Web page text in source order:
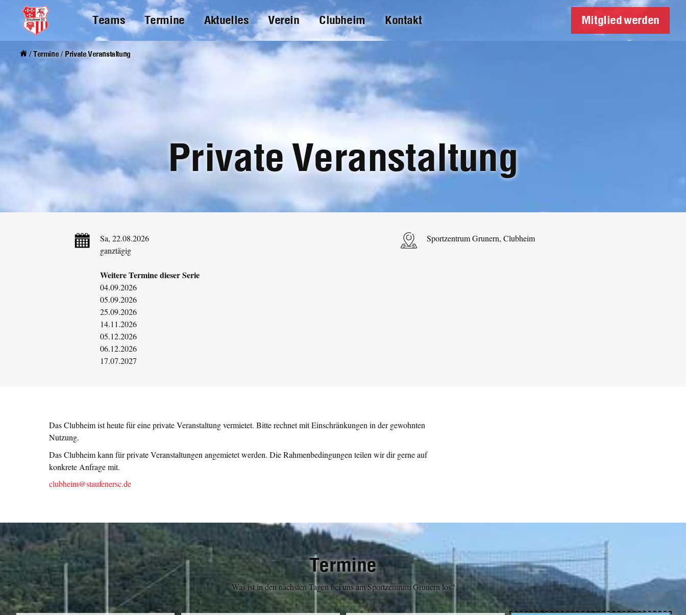
main
content
Teams Termine Aktuelles Verein Clubheim Kontakt Mitglied werden
/Termine/Private Veranstaltung
Private Veranstaltung
Sa, 22.08.2026
ganztägig
Weitere Termine dieser Serie
04.09.2026
05.09.2026
25.09.2026
14.11.2026
05.12.2026
06.12.2026
17.07.2027
Sportzentrum Grunern, Clubheim
Das Clubheim ist heute für eine private Veranstaltung vermietet. Bitte rechnet mit Einschränkungen in der gewohnten
Nutzung.
Das Clubheim kann für private Veranstaltungen angemietet werden. Die Rahmenbedingungen teilen wir dir gerne auf
konkrete Anfrage mit.
clubheim@staufenersc.de
Termine
Was ist in den nächsten Tagen bei uns am Sportzentrum Grunern los?